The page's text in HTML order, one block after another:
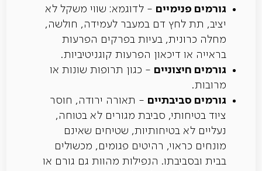
גורמים פנימיים - לדוגמא: שווי משקל לא
יציב, תת לחץ דם במעבר לעמידה, חולשה,
מחלה כרונית, בעיות בפרקים הפרעות
בראייה או דיכאון הפרעות קוגניטיביות.
גורמים חיצוניים - כגון תרופות שונות או
מרובות.
גורמים סביבתיים - תאורה ירודה, חוסר
ציוד בטיחותי, סביבת מגורים לא בטוחה,
נעליים לא בטיחותיות, שטיחים שאינם
מונחים כראוי, רהיטים פגומים, מכשולים
בבית ובסביבתו. הנפילות מהוות גם גורם או